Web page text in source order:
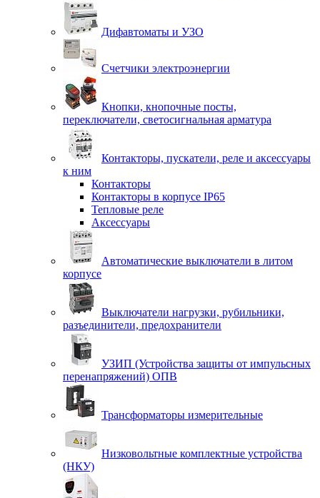
Дифавтоматы и УЗО
Счетчики электроэнергии
Кнопки, кнопочные посты,
переключатели, светосигнальная арматура
Контакторы, пускатели, реле и аксессуары
к ним
Контакторы
Контакторы в корпусе IP65
Тепловые реле
Аксессуары
Автоматические выключатели в литом
корпусе
Выключатели нагрузки, рубильники,
разъединители, предохранители
УЗИП (Устройства защиты от импульсных
перенапряжений) ОПВ
Трансформаторы измерительные
Низковольтные комплектные устройства
(НКУ)